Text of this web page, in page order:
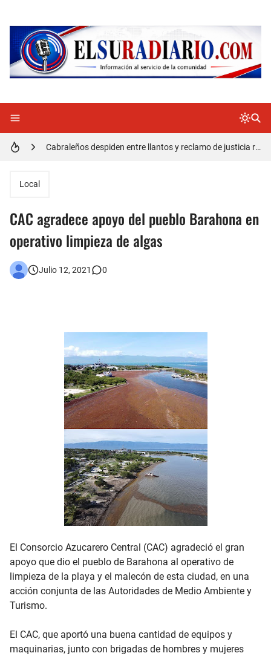
Detienen policía con presunta cocaína en Barahona
Cabraleños despiden entre llantos y reclamo de justicia restos mortales de Yasmel
Distrito Educativo 01-04 de Cabral Cancela a mas de 120 empleados; incluyendo una mujer Embarazada
Local
CAC agradece apoyo del pueblo Barahona en
operativo limpieza de algas
Julio 12, 2021 0
El Consorcio Azucarero Central (CAC) agradeció el gran
apoyo que dio el pueblo de Barahona al operativo de
limpieza de la playa y el malecón de esta ciudad, en una
acción conjunta de las Autoridades de Medio Ambiente y
Turismo.
El CAC, que aportó una buena cantidad de equipos y
maquinarias, junto con brigadas de hombres y mujeres